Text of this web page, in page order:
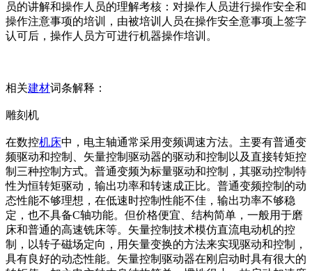
员的讲解和操作人员的理解考核：对操作人员进行操作安全和
操作注意事项的培训，由被培训人员在操作安全意事项上签字
认可后，操作人员方可进行机器操作培训。
相关建材词条解释：
雕刻机
在数控机床中，电主轴通常采用变频调速方法。主要有普通变
频驱动和控制、矢量控制驱动器的驱动和控制以及直接转矩控
制三种控制方式。普通变频为标量驱动和控制，其驱动控制特
性为恒转矩驱动，输出功率和转速成正比。普通变频控制的动
态性能不够理想，在低速时控制性能不佳，输出功率不够稳
定，也不具备C轴功能。但价格便宜、结构简单，一般用于磨
床和普通的高速铣床等。矢量控制技术模仿直流电动机的控
制，以转子磁场定向，用矢量变换的方法来实现驱动和控制，
具有良好的动态性能。矢量控制驱动器在刚启动时具有很大的